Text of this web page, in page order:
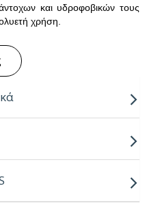
και υδροφοβικών τους
χρήση.
0.64 & 0.80